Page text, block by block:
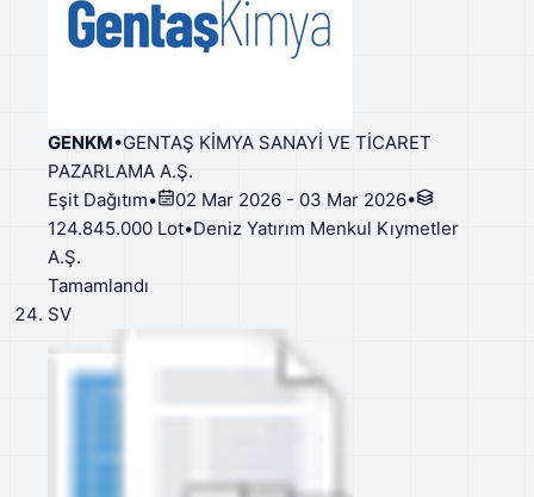
GENKM•GENTAŞ KİMYA SANAYİ VE TİCARET
PAZARLAMA A.Ş.
Eşit Dağıtım• 02 Mar 2026 - 03 Mar 2026•
124.845.000 Lot•Deniz Yatırım Menkul Kıymetler
A.Ş.
Tamamlandı
SV